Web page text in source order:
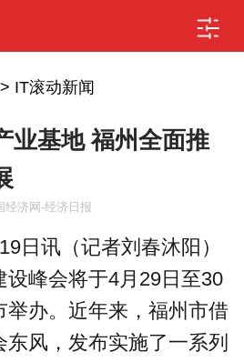
IT滚动新闻
业基地 福州全面推
经济网-经济日报
讯（记者刘春沐阳）
设峰会将于4月29日至30
举办。近年来，福州市借
风，发布实施了一系列